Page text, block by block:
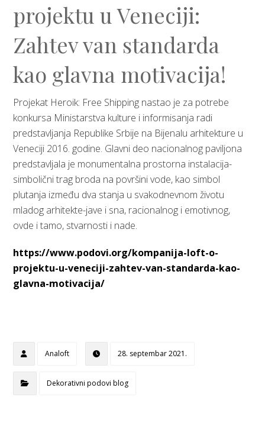
projektu u Veneciji:
Zahtev van standarda
kao glavna motivacija!
Projekat Heroik: Free Shipping nastao je za potrebe
konkursa Ministarstva kulture i informisanja radi
predstavljanja Republike Srbije na Bijenalu arhitekture u
Veneciji 2016. godine. Glavni deo nacionalnog paviljona
predstavljala je monumentalna prostorna instalacija-
simbolični trag broda na površini vode, kao simbol
plutanja između dva stanja u svakodnevnom životu
mladog arhitekte-jave i sna, racionalnog i emotivnog,
ovde i tamo, stvarnosti i nade.
https://www.podovi.org/kompanija-loft-o-
projektu-u-veneciji-zahtev-van-standarda-kao-
glavna-motivacija/
Analoft 28. septembar 2021.
Dekorativni podovi blog